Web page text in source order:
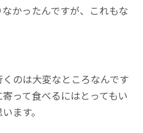
かったんですが、これもな
のは大変なところなんです
って食べるにはとってもい
ます。